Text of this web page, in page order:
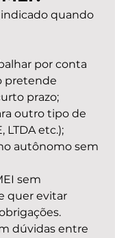
indicado quando
por conta
pretende
prazo;
outro tipo de
LTDA etc.);
autônomo sem
sem
quer evitar
dúvidas entre